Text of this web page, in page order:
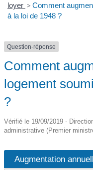
loyer > Comment
à la loi de 1948 ?
Question-réponse
Comment
logement
?
Vérifié le 19/09/2019 -
administrative (Premier
Augmentation